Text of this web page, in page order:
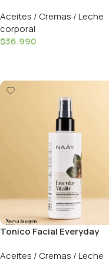
Naay
Aceites / Cremas / Leche
corporal
$36.990
Tonico Facial Everyday
Aceites / Cremas / Leche